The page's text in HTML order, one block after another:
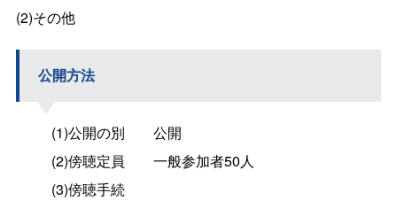
(2)その他
公開方法
(1)公開の別
公開
(2)傍聴定員
一般参加者50人
(3)傍聴手続